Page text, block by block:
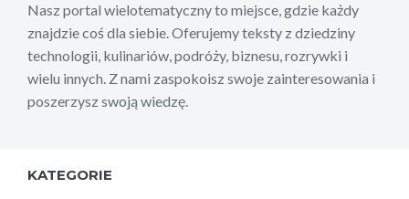
Nasz portal wielotematyczny to miejsce, gdzie każdy
znajdzie coś dla siebie. Oferujemy teksty z dziedziny
technologii, kulinariów, podróży, biznesu, rozrywki i
wielu innych. Z nami zaspokoisz swoje zainteresowania i
poszerzysz swoją wiedzę.
KATEGORIE